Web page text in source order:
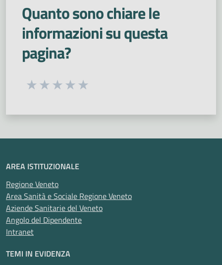
Quanto sono chiare le
informazioni su questa
pagina?
Seleziona una valutazione da 1 a 5 stelle
AREA ISTITUZIONALE
Regione Veneto
Area Sanità e Sociale Regione Veneto
Aziende Sanitarie del Veneto
Angolo del Dipendente
Intranet
TEMI IN EVIDENZA